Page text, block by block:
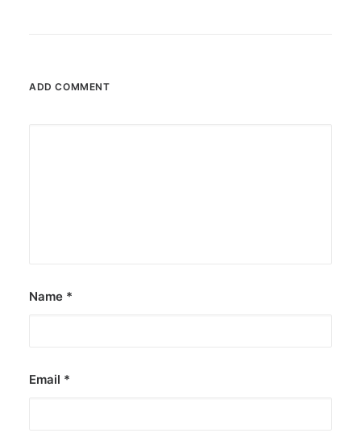
ADD COMMENT
Name *
Email *